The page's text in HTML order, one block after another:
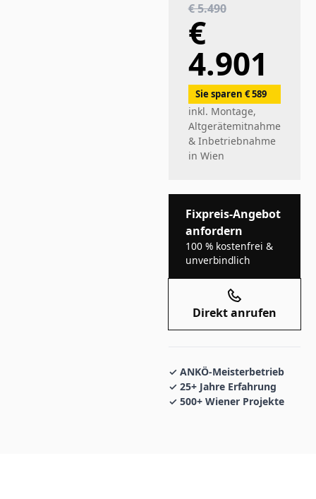
€ 5.490
€
4.901
Sie sparen € 589
inkl. Montage,
Altgerätemitnahme
&Inbetriebnahme
in Wien
Fixpreis-Angebot
anfordern
100 % kostenfrei &
unverbindlich
Direkt anrufen
✓ ANKÖ-Meisterbetrieb
✓ 25+ Jahre Erfahrung
✓ 500+ Wiener Projekte